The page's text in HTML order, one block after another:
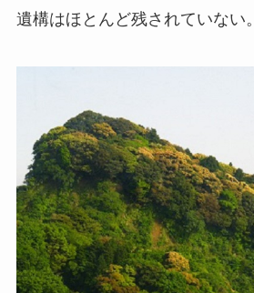
遺構はほとんど残されていない。